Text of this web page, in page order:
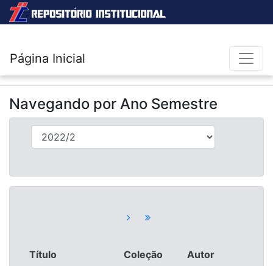
Página Inicial
Navegando por Ano Semestre
Título Coleção Autor